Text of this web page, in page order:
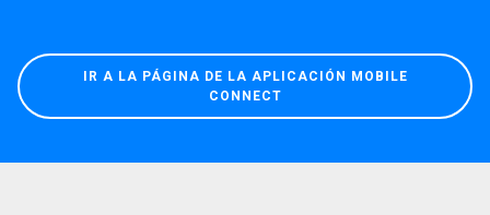
IR A LA PÁGINA DE LA APLICACIÓN MOBILE
CONNECT